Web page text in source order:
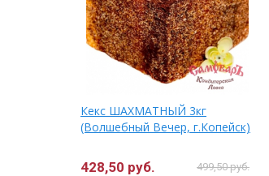
Кекс ШАХМАТНЫЙ 3кг
(Волшебный Вечер, г.Копейск)
428,50 руб. 499,50 руб.